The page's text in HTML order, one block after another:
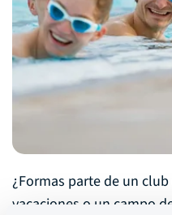
¿Formas parte de un
vacaciones o un campo